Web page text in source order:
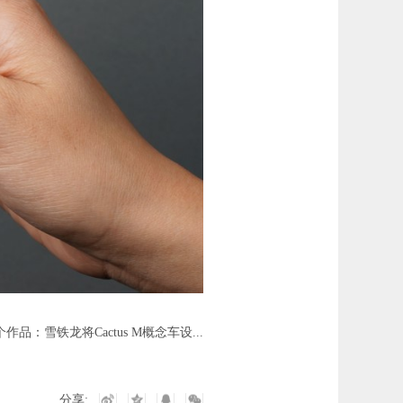
作品： 雪铁龙将Cactus M概念车设...
分享: